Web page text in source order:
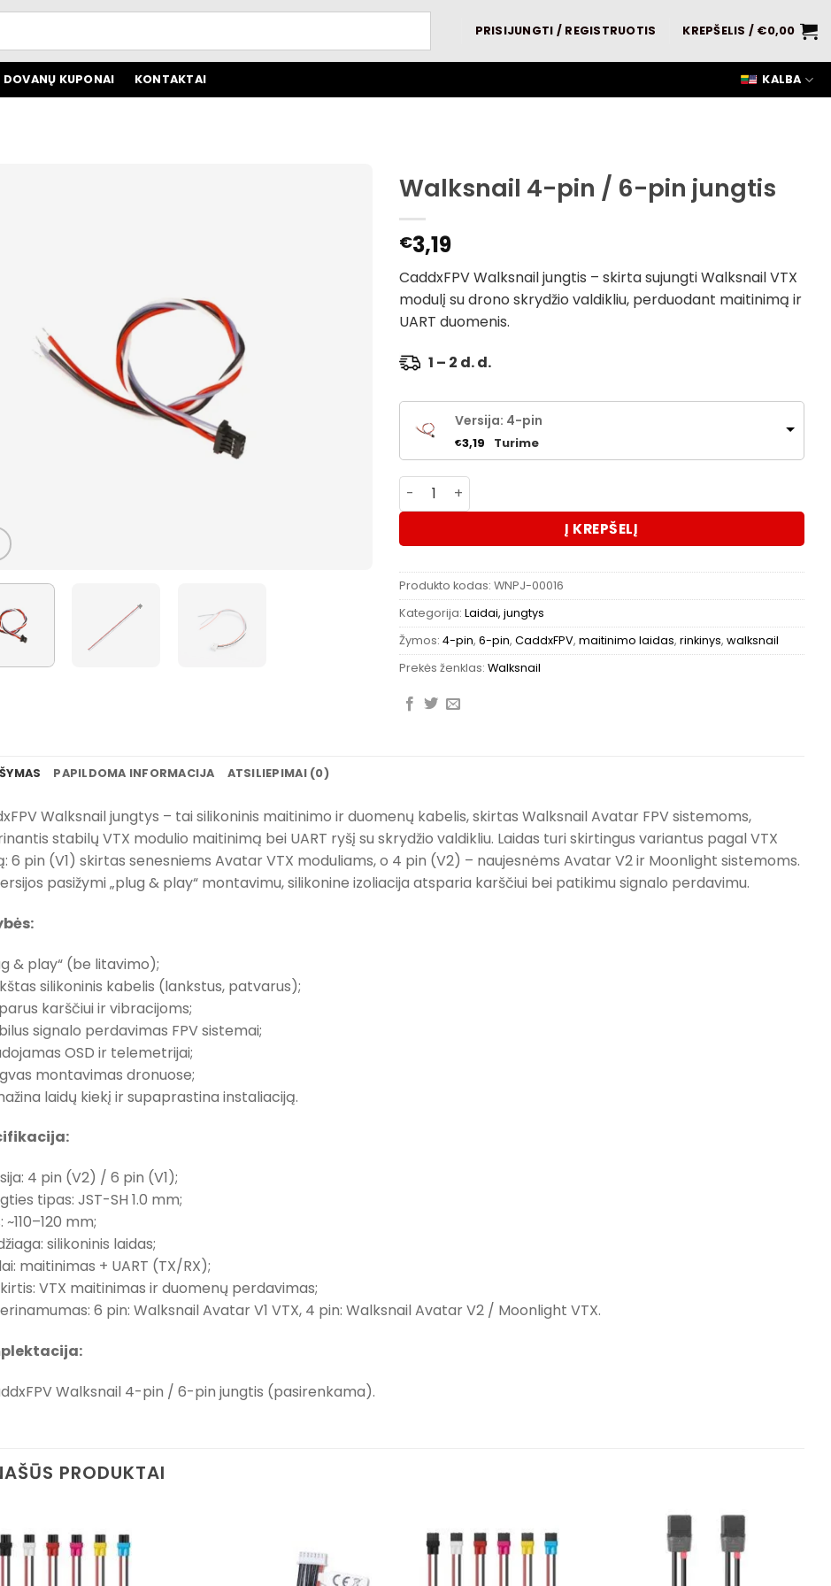
PRISIJUNGTI / REGISTRUOTIS KREPŠELIS / €0,00
DOVANŲ KUPONAI KONTAKTAI KALBA
Walksnail 4-pin / 6-pin jungtis
€3,19
CaddxFPV Walksnail jungtis – skirta sujungti Walksnail VTX
modulį su drono skrydžio valdikliu, perduodant maitinimą ir
UART duomenis.
1 – 2 d. d.
Versija: 4-pin
€3,19 Turime
produkto kiekis: Walksnail 4-pin / 6-pin jungtis
Į KREPŠELĮ
Produkto kodas: WNPJ-00016
Kategorija: Laidai, jungtys
Žymos: 4-pin, 6-pin, CaddxFPV, maitinimo laidas, rinkinys, walksnail
Prekės ženklas: Walksnail
PAPILDOMA INFORMACIJA ATSILIEPIMAI (0)
Walksnail jungtys – tai silikoninis maitinimo ir duomenų kabelis, skirtas Walksnail Avatar FPV sistemoms,
stabilų VTX modulio maitinimą bei UART ryšį su skrydžio valdikliu. Laidas turi skirtingus variantus pagal VTX
6 pin (V1) skirtas senesniems Avatar VTX moduliams, o 4 pin (V2) – naujesnėms Avatar V2 ir Moonlight sistemoms.
pasižymi „plug & play“ montavimu, silikonine izoliacija atsparia karščiui bei patikimu signalo perdavimu.
& play“ (be litavimo);
silikoninis kabelis (lankstus, patvarus);
karščiui ir vibracijoms;
signalo perdavimas FPV sistemai;
OSD ir telemetrijai;
montavimas dronuose;
laidų kiekį ir supaprastina instaliaciją.
4 pin (V2) / 6 pin (V1);
tipas: JST-SH 1.0 mm;
~110–120 mm;
silikoninis laidas;
maitinimas + UART (TX/RX);
VTX maitinimas ir duomenų perdavimas;
6 pin: Walksnail Avatar V1 VTX, 4 pin: Walksnail Avatar V2 / Moonlight VTX.
Walksnail 4-pin / 6-pin jungtis (pasirenkama).
PRODUKTAI